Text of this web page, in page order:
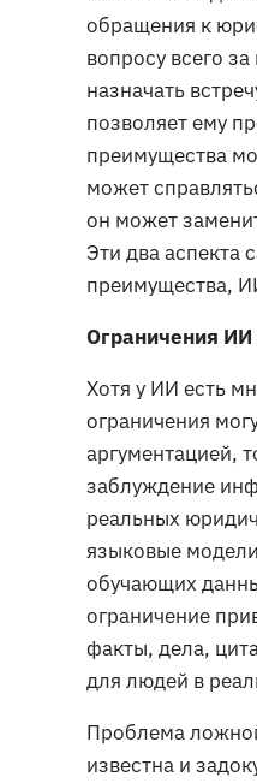
обращения к
вопросу всего
назначать
позволяет ему
преимущества
может
он может
Эти два аспекта
преимущества,
Ограничения
Хотя у ИИ есть
ограничения
аргументацией,
заблуждение
реальных
языковые
обучающих
ограничение
факты, дела,
для людей в
Проблема
известна и